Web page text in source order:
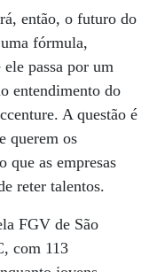
então, o futuro do
fórmula,
passa por um
entendimento do
A questão é
querem os
que as empresas
reter talentos.
FGV de São
com 113